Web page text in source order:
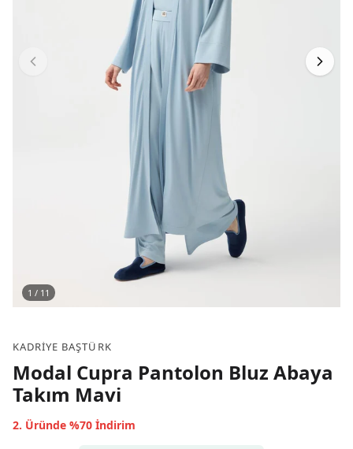
1 / 11
KADRIYE BAŞTÜRK
Modal Cupra Pantolon Bluz Abaya
Takım Mavi
2. Üründe %70 İndirim